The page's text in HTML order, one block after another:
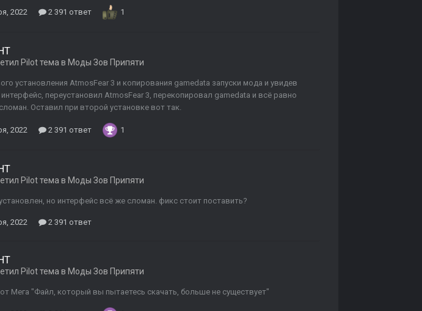
2022 2 391 ответ 1
Pilotтема в Моды Зов Припяти
установления AtmosFear 3 и копирования gamedata запуски мода и увидев
переустановил AtmosFear 3, перекопировал gamedata и всё равно
Оставил при второй установке вот так.
2022 2 391 ответ 1
Pilotтема в Моды Зов Припяти
но интерфейс всё же сломан. фикс стоит поставить?
2022 2 391 ответ
Pilotтема в Моды Зов Припяти
Мега "Файл, который вы пытаетесь скачать, больше не существует"